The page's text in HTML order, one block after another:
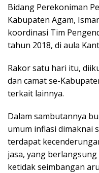
Bidang Perekoniman
Kabupaten Agam,
koordinasi Tim
tahun 2018, di aula
Rakor satu hari itu,
dan camat se-
terkait lainnya.
Dalam sambutannya
umum inflasi dimaknai
terdapat
jasa, yang
ketidak seimbangan